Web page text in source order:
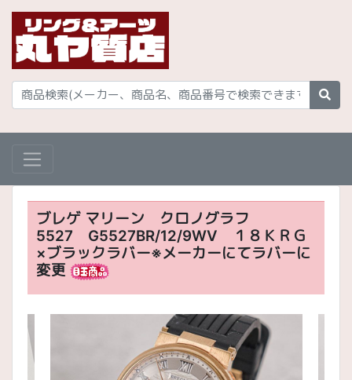
ブレゲ マリーン クロノグラフ
5527 G5527BR/12/9WV １８ＫＲＧ
×ブラックラバー※メーカーにてラバーに
変更